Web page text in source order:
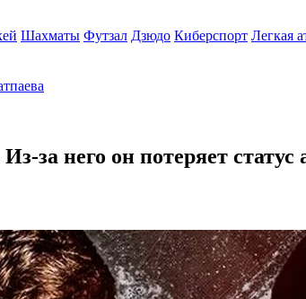
Шахматы Футзал Дзюдо Киберспорт Легкая
за него он потеряет